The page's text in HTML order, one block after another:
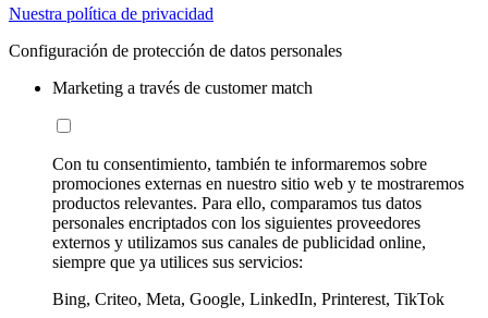
Nuestra política de privacidad
Configuración de protección de datos personales
Marketing a través de customer match
Con tu consentimiento, también te informaremos sobre
promociones externas en nuestro sitio web y te mostraremos
productos relevantes. Para ello, comparamos tus datos
personales encriptados con los siguientes proveedores
externos y utilizamos sus canales de publicidad online,
siempre que ya utilices sus servicios:
Bing, Criteo, Meta, Google, LinkedIn, Printerest, TikTok